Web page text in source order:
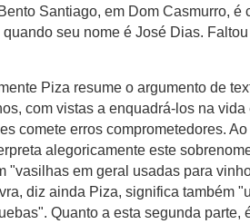
Santiago, em Dom Casmurro, é
seu nome é José Dias.
Piza resume o argumento de
com vistas a enquadrá-los na vida
comete erros comprometedores.
alegoricamente este
"vasilhas em geral usadas para
diz ainda Piza, significa também
Quanto a esta segunda parte,